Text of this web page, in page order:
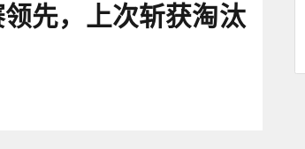
先，上次斩获淘汰